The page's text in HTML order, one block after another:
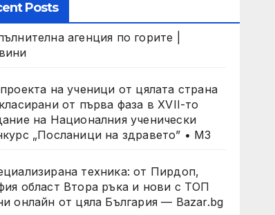
Posts
агенция по горите |
на ученици от цялата страна
от първа фаза в XVII-то
на Националния ученически
„Посланици на здравето” • МЗ
техника: от Пирдоп,
област Втора ръка и нови с ТОП
онлайн от цяла България — Bazar.bg